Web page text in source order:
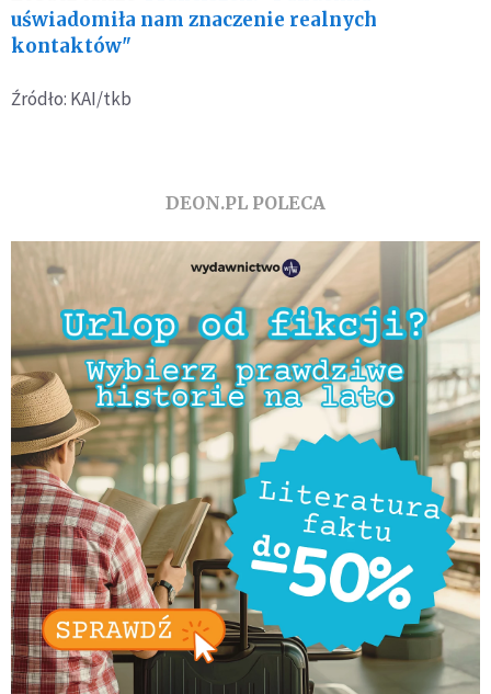
uświadomiła nam znaczenie realnych
kontaktów"
Źródło: KAI/tkb
DEON.PL POLECA